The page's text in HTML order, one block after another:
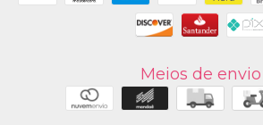
Meios de envio